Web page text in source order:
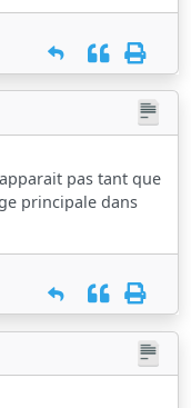
pas tant que
principale dans